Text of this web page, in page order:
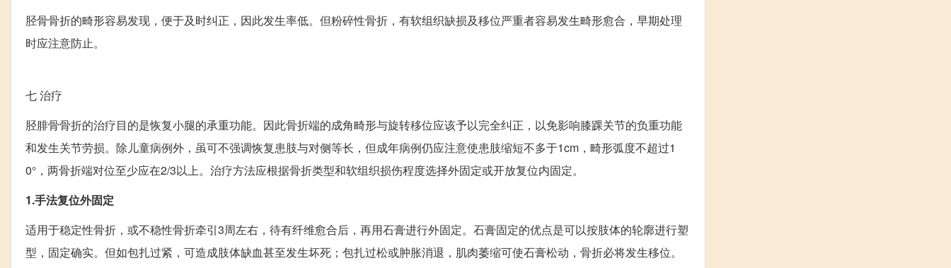
胫骨骨折的畸形容易发现，便于及时纠正，因此发生率低。但粉碎性骨折，有软组织缺损及移位严重者容易发生畸形愈合，早期处理
时应注意防止。
七治疗
胫腓骨骨折的治疗目的是恢复小腿的承重功能。因此骨折端的成角畸形与旋转移位应该予以完全纠正，以免影响膝踝关节的负重功能
和发生关节劳损。除儿童病例外，虽可不强调恢复患肢与对侧等长，但成年病例仍应注意使患肢缩短不多于1cm，畸形弧度不超过1
0°，两骨折端对位至少应在2/3以上。治疗方法应根据骨折类型和软组织损伤程度选择外固定或开放复位内固定。
1.手法复位外固定
适用于稳定性骨折，或不稳性骨折牵引3周左右，待有纤维愈合后，再用石膏进行外固定。石膏固定的优点是可以按肢体的轮廓进行塑
型，固定确实。但如包扎过紧，可造成肢体缺血甚至发生坏死；包扎过松或肿胀消退，肌肉萎缩可使石膏松动，骨折必将发生移位。